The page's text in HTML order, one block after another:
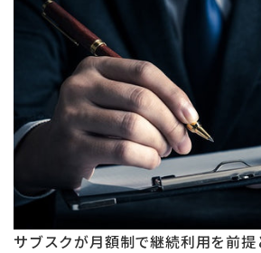
サブスクが月額制で継続利用を前